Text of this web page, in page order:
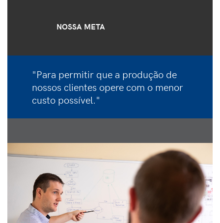
NOSSA META
"Para permitir que a produção de
nossos clientes opere com o menor
custo possível."